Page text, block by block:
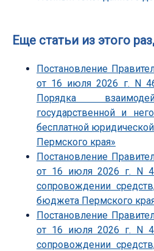
Еще статьи из этого
Постановление
от 16 июля 2026 г. N
Порядка
государственной и
бесплатной
Пермского края»
Постановление
от 16 июля 2026 г. N
сопровождении
бюджета Пермского
Постановление
от 16 июля 2026 г. N
сопровождении